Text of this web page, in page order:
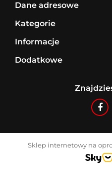
Dane adresowe
Kategorie
Informacje
Dodatkowe
Sklep internetowy na